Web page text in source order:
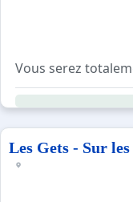
Vous serez
Un esprit cosy y
DESCRIPTION :
Au rez de
- 2 garages
Les Gets - Sur